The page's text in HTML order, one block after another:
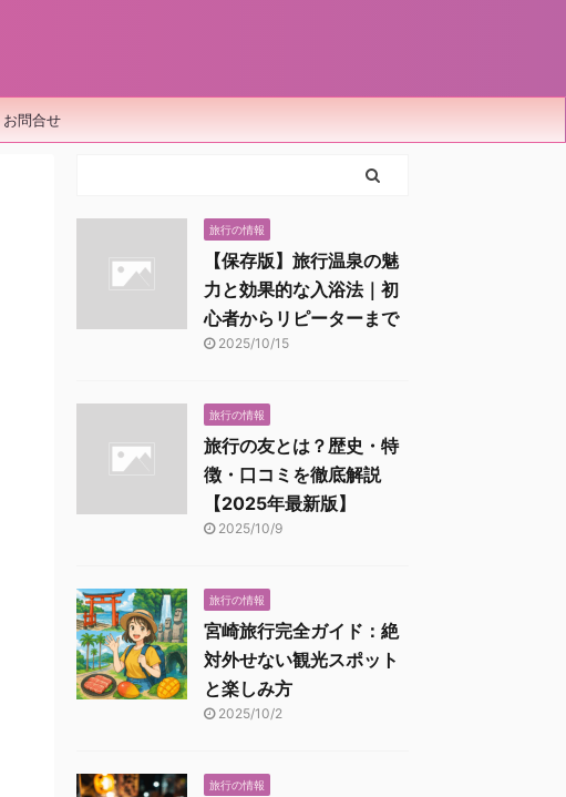
お問合せ
旅行の情報
【保存版】旅行温泉の魅
力と効果的な入浴法｜初
心者からリピーターまで
2025/10/15
旅行の情報
旅行の友とは？歴史・特
徴・口コミを徹底解説
【2025年最新版】
2025/10/9
旅行の情報
宮崎旅行完全ガイド：絶
対外せない観光スポット
と楽しみ方
2025/10/2
旅行の情報